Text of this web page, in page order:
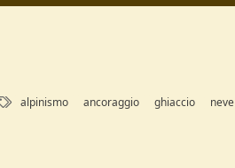
alpinismo ancoraggio ghiaccio neve